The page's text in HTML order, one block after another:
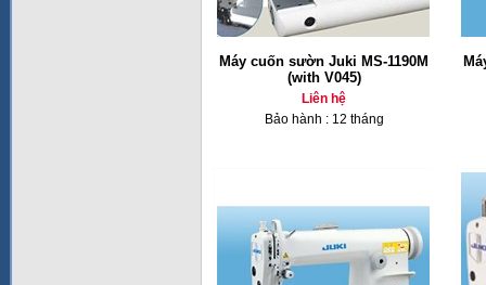
Máy cuốn sườn Juki MS-1190M
(with V045)
Liên hệ
Bảo hành : 12 tháng